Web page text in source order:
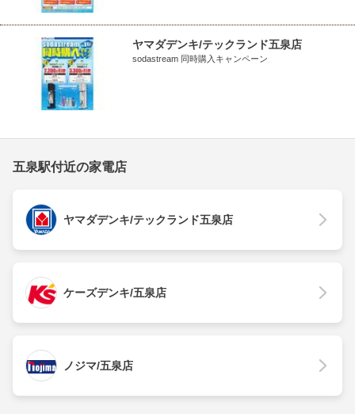
ヤマダデンキ/テックランド五泉店
sodastream 同時購入キャンペーン
五泉駅付近の家電店
ヤマダデンキ/テックランド五泉店
ケーズデンキ/五泉店
ノジマ/五泉店